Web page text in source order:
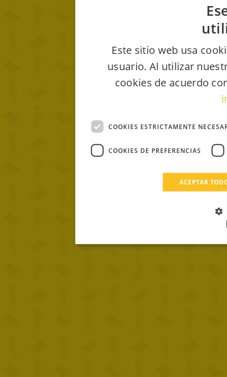
Este sitio web usa
usuario. Al utilizar
cookies de acuerdo
COOKIES ESTRICTAMENTE
COOKIES DE PREFERENCIAS
ACEPTAR